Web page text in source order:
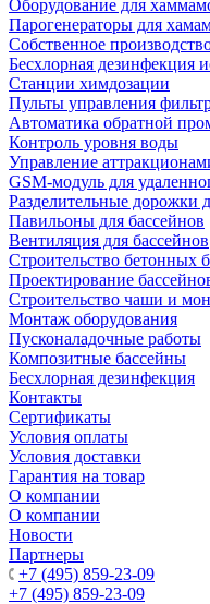
Оборудование для
Парогенераторы для
Собственное
Беcхлорная дезинфекция
Станции химдозации
Пульты управления
Автоматика обратной
Контроль уровня воды
Управление
GSM-модуль для
Разделительные дорожки
Павильоны для бассейнов
Вентиляция для бассейнов
Строительство бетонных
Проектирование
Строительство чаши и
Монтаж оборудования
Пусконаладочные работы
Композитные бассейны
Бесхлорная дезинфекция
Контакты
Сертификаты
Условия оплаты
Условия доставки
Гарантия на товар
О компании
О компании
Новости
Партнеры
+7 (495) 859-23-09
+7 (495) 859-23-09